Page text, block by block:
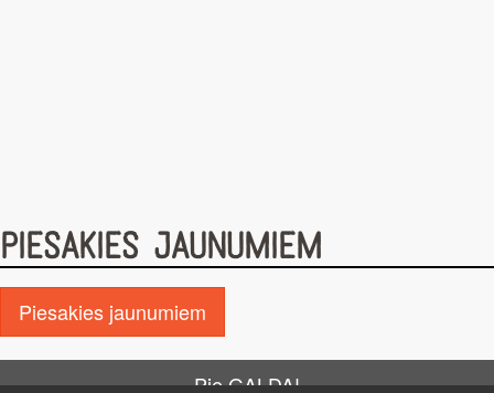
PIESAKIES JAUNUMIEM
Piesakies jaunumiem
Pie GALDA!